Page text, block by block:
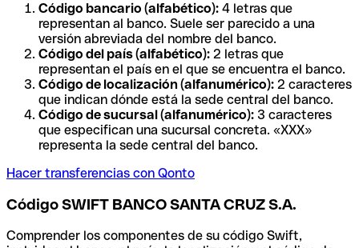
Código bancario (alfabético): 4 letras que
representan al banco. Suele ser parecido a una
versión abreviada del nombre del banco.
Código del país (alfabético): 2 letras que
representan el país en el que se encuentra el banco.
Código de localización (alfanumérico): 2 caracteres
que indican dónde está la sede central del banco.
Código de sucursal (alfanumérico): 3 caracteres
que especifican una sucursal concreta. «XXX»
representa la sede central del banco.
Hacer transferencias con Qonto
Código SWIFT BANCO SANTA CRUZ S.A.
Comprender los componentes de su código Swift,